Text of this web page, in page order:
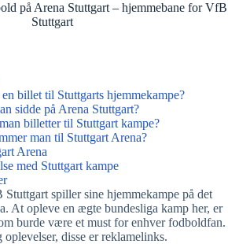
på Arena Stuttgart – hjemmebane for VfB
Stuttgart
billet til Stuttgarts hjemmekampe?
sidde på Arena Stuttgart?
billetter til Stuttgart kampe?
man til Stuttgart Arena?
Arena
med Stuttgart kampe
spiller sine hjemmekampe på det
At opleve en ægte bundesliga kamp her, er
burde være et must for enhver fodboldfan.
disse er reklamelinks.